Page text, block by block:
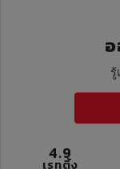
รู้
4.9
เรทติ้ง